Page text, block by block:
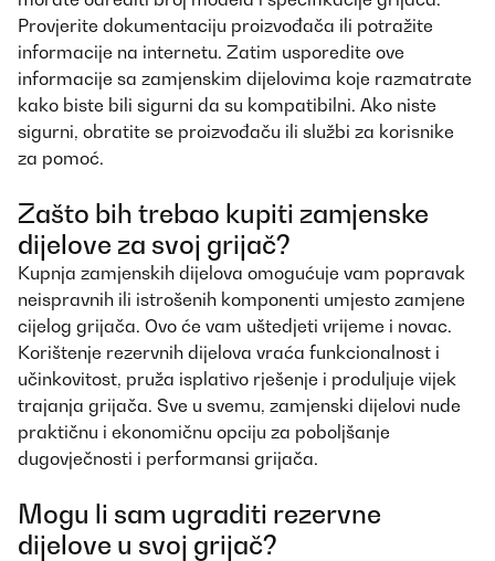
Provjerite dokumentaciju proizvođača ili potražite
informacije na internetu. Zatim usporedite ove
informacije sa zamjenskim dijelovima koje razmatrate
kako biste bili sigurni da su kompatibilni. Ako niste
sigurni, obratite se proizvođaču ili službi za korisnike
za pomoć.
Zašto bih trebao kupiti zamjenske
dijelove za svoj grijač?
Kupnja zamjenskih dijelova omogućuje vam popravak
neispravnih ili istrošenih komponenti umjesto zamjene
cijelog grijača. Ovo će vam uštedjeti vrijeme i novac.
Korištenje rezervnih dijelova vraća funkcionalnost i
učinkovitost, pruža isplativo rješenje i produljuje vijek
trajanja grijača. Sve u svemu, zamjenski dijelovi nude
praktičnu i ekonomičnu opciju za poboljšanje
dugovječnosti i performansi grijača.
Mogu li sam ugraditi rezervne
dijelove u svoj grijač?